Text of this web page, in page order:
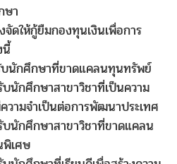
ษา
ดให้กู้ยืมกองทุนเงินเพื่อการ
นี้
นักศึกษาที่ขาดแคลนทุนทรัพย์
นักศึกษาสาขาวิชาที่เป็นความ
วามจำเป็นต่อการพัฒนาประเทศ
นักศึกษาสาขาวิชาที่ขาดแคลน
พิเศษ